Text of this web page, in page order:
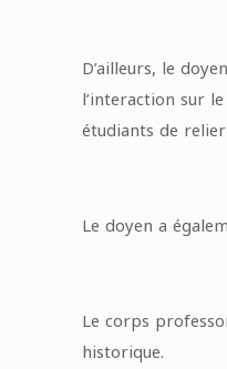
D’ailleurs, le
l’interaction sur
étudiants de
Le doyen a
Le corps
historique.